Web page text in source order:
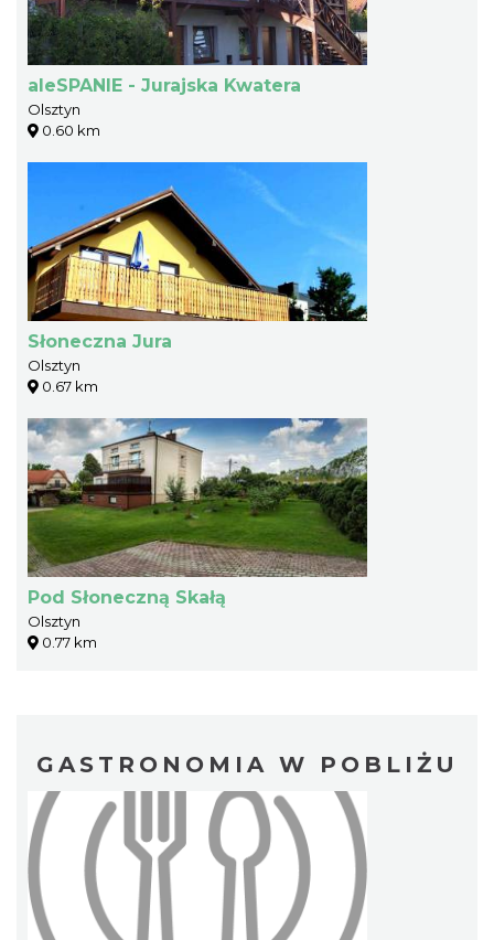
aleSPANIE - Jurajska Kwatera
Olsztyn
0.60 km
Słoneczna Jura
Olsztyn
0.67 km
Pod Słoneczną Skałą
Olsztyn
0.77 km
GASTRONOMIA W POBLIŻU